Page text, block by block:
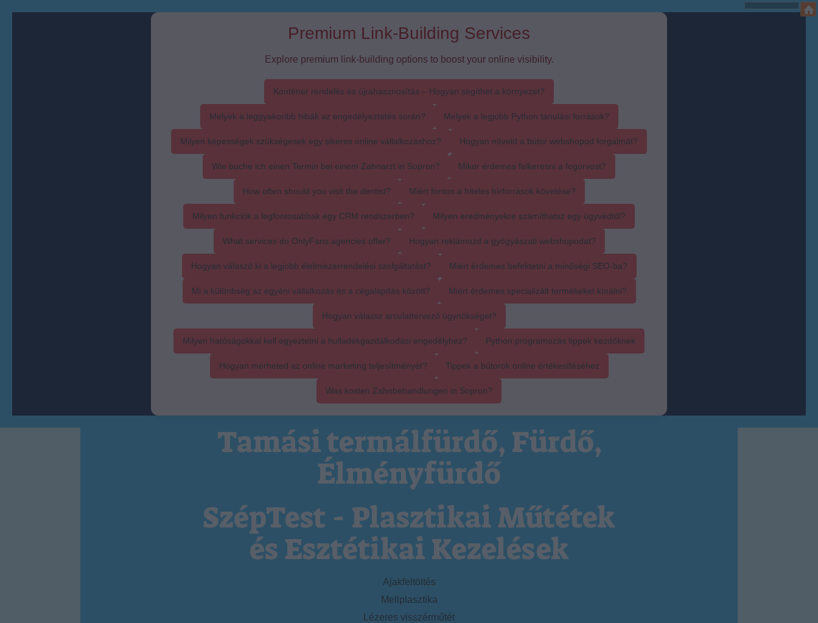
Premium Link-Building Services
Explore premium link-building options to boost your online visibility.
Konténer rendelés és újrahasznosítás – Hogyan segíthet a környezet?
Melyek a leggyakoribb hibák az engedélyeztetés során? Melyek a legjobb Python tanulási források?
Milyen képességek szükségesek egy sikeres online vállalkozáshoz? Hogyan növeld a bútor webshopod forgalmát?
Wie buche ich einen Termin bei einem Zahnarzt in Sopron? Mikor érdemes felkeresni a fogorvost?
How often should you visit the dentist? Miért fontos a hiteles hírforrások követése?
Milyen funkciók a legfontosabbak egy CRM rendszerben? Milyen eredményekre számíthatsz egy ügyvédtől?
What services do OnlyFans agencies offer? Hogyan reklámozd a gyógyászati webshopodat?
Hogyan válaszd ki a legjobb élelmiszerrendelési szolgáltatást? Miért érdemes befektetni a minőségi SEO-ba?
Mi a különbség az egyéni vállalkozás és a cégalapítás között? Miért érdemes specializált termékeket kínálni?
Hogyan válassz arculattervező ügynökséget?
Milyen hatóságokkal kell egyeztetni a hulladékgazdálkodási engedélyhez? Python programozás tippek kezdőknek
Hogyan mérheted az online marketing teljesítményét? Tippek a bútorok online értékesítéséhez
Was kosten Zahnbehandlungen in Sopron?
Tamási termálfürdő, Fürdő,
Élményfürdő
SzépTest - Plasztikai Műtétek
és Esztétikai Kezelések
Ajakfeltöltés
Mellplasztika
Lézeres visszérműtét